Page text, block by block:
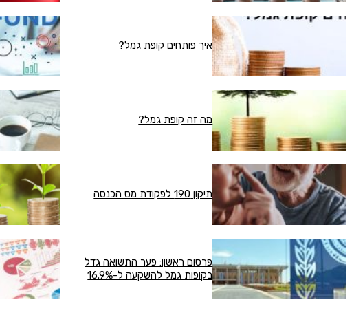
איך פותחים קופת גמל?
מה זה קופת גמל?
תיקון 190 לפקודת מס הכנסה
פרסום ראשון: פער התשואה גדל
בקופות גמל להשקעה ל-16.9%